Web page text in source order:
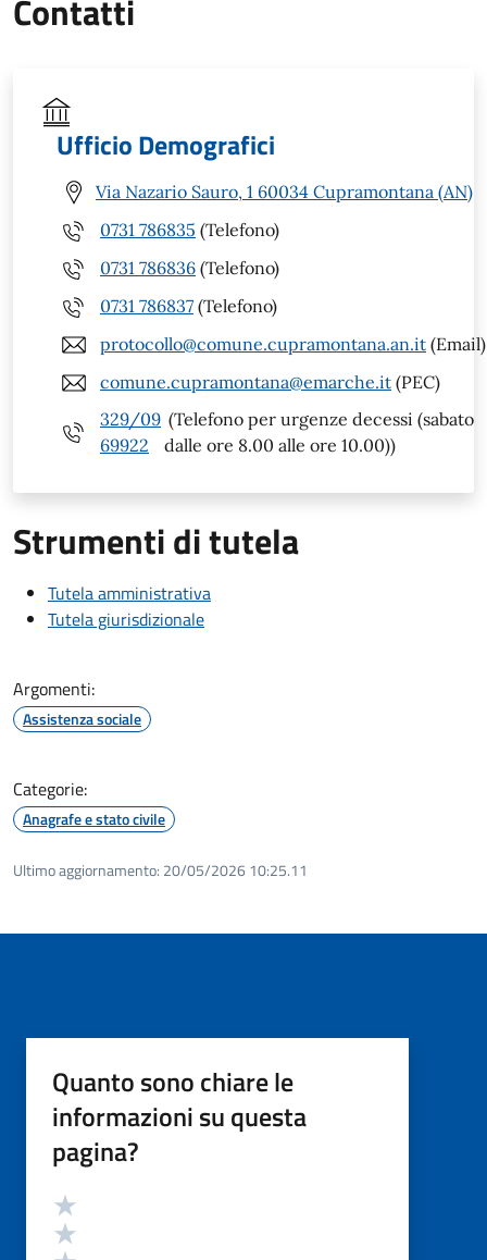
Contatti
Ufficio Demografici
Via Nazario Sauro, 1 60034 Cupramontana (AN)
0731 786835 (Telefono)
0731 786836 (Telefono)
0731 786837 (Telefono)
protocollo@comune.cupramontana.an.it (Email)
comune.cupramontana@emarche.it (PEC)
329/09
69922
(Telefono per urgenze decessi (sabato
dalle ore 8.00 alle ore 10.00))
Strumenti di tutela
Tutela amministrativa
Tutela giurisdizionale
Argomenti:
Assistenza sociale
Categorie:
Anagrafe e stato civile
Ultimo aggiornamento: 20/05/2026 10:25.11
Quanto sono chiare le
informazioni su questa
pagina?
Valutazione